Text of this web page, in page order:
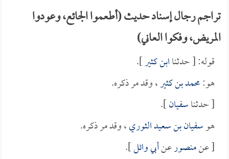
تراجم رجال إسناد حديث (أطعموا الجائع، وعودوا
المريض، وفكوا العاني)
قوله: [ حدثناابن كثير].
هو:محمد بن كثير، وقد مر ذكره.
[ حدثناسفيان].
هوسفيان بن سعيد الثوري، وقد مر ذكره.
[ عنمنصورعنأبي وائل].